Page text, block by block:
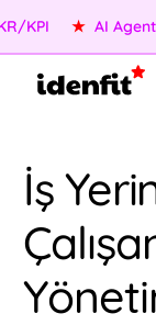
★ AI Agents
İş